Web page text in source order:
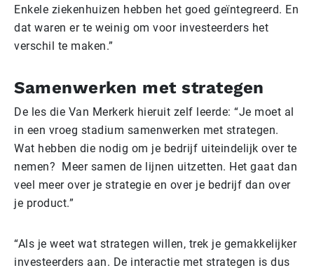
Enkele ziekenhuizen hebben het goed geïntegreerd. En
dat waren er te weinig om voor investeerders het
verschil te maken.”
Samenwerken met strategen
De les die Van Merkerk hieruit zelf leerde: “Je moet al
in een vroeg stadium samenwerken met strategen.
Wat hebben die nodig om je bedrijf uiteindelijk over te
nemen? Meer samen de lijnen uitzetten. Het gaat dan
veel meer over je strategie en over je bedrijf dan over
je product.”
“Als je weet wat strategen willen, trek je gemakkelijker
investeerders aan. De interactie met strategen is dus